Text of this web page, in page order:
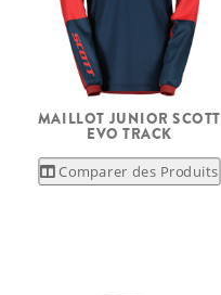
MAILLOT JUNIOR SCOTT
EVO TRACK
Comparer des Produits